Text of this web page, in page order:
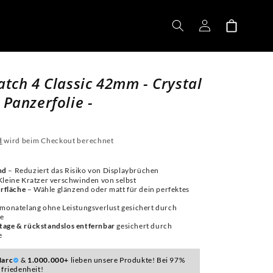
EinloggenWarenkorb
4 Classic 42mm - Crystal
-
wird beim Checkout berechnet
– Reduziert das Risiko von Displaybrüchen
Kratzer verschwinden von selbst
– Wähle glänzend oder matt für dein perfektes
ohne Leistungsverlust gesichert durch
& rückstandslos entfernbargesichert durch
& 1.000.000+ lieben unsere Produkte! Bei 97%